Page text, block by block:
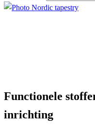
Functionele
inrichting